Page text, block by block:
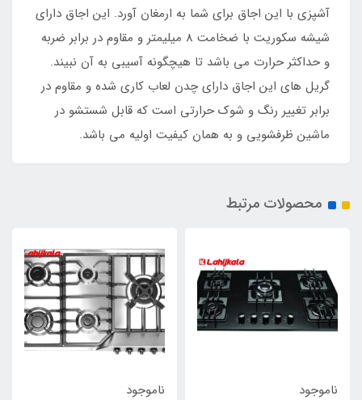
آشپزی با این اجاق برای شما به ارمغان آورد. این اجاق دارای
شیشه سکوریت با ضخامت 8 میلیمتر و مقاوم در برابر ضربه
و حداکثر حرارت می باشد تا هیچگونه آسیبی به آن نبیند.
گریل های این اجاق دارای چدن لعاب کاری شده و مقاوم در
برابر تغییر رنگ و شوک حرارتی است که قابل شستشو در
ماشین ظرفشویی و به همان کیفیت اولیه می باشد.
محصولات مرتبط
ناموجود ناموجود